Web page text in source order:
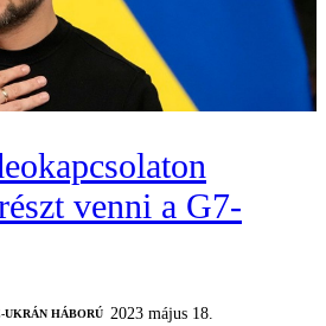
venni a G7-
UKRÁN HÁBORÚ 2023 május 18.